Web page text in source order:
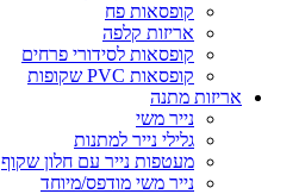
קופסאות פח
אריזות קלפה
קופסאות לסידורי פרחים
קופסאות PVC שקופות
אריזות מתנה
נייר משי
גלילי נייר למתנות
מעטפות נייר עם חלון שקוף
נייר משי מודפס/מיוחד